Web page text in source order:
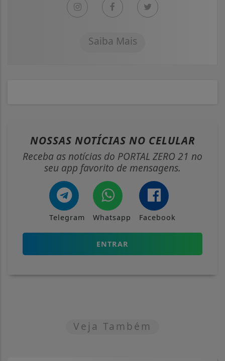
Saiba Mais
NOSSAS NOTÍCIAS NO CELULAR
Receba as notícias do PORTAL ZERO 21 no
seu app favorito de mensagens.
Telegram Whatsapp Facebook
ENTRAR
Veja Também